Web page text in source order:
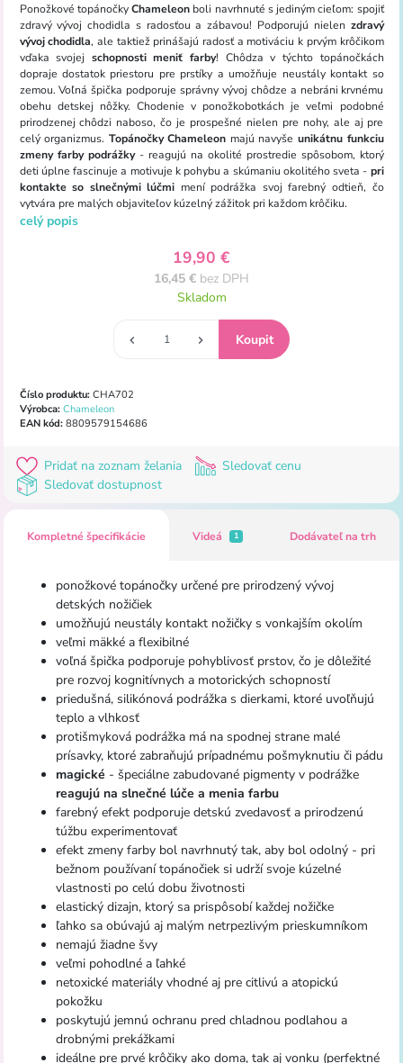
Ponožkové topánočkyChameleon boli navrhnuté s jediným cieľom: spojiť
zdravý vývoj chodidla s radosťou a zábavou! Podporujú nielen zdravý
vývoj chodidla, ale taktiež prinášajú radosť a motiváciu k prvým krôčikom
vďaka svojej schopnosti meniť farby! Chôdza v týchto topánočkách
dopraje dostatok priestoru pre prstíky a umožňuje neustály kontakt so
zemou. Voľná ​​špička podporuje správny vývoj chôdze a nebráni krvnému
obehu detskej nôžky. Chodenie v ponožkobotkách je veľmi podobné
prirodzenej chôdzi naboso, čo je prospešné nielen pre nohy, ale aj pre
celý organizmus. Topánočky Chameleon majú navyše unikátnu funkciu
zmeny farby podrážky- reagujú na okolité prostredie spôsobom, ktorý
deti úplne fascinuje a motivuje k pohybu a skúmaniu okolitého sveta - pri
kontakte so slnečnými lúčmi mení podrážka svoj farebný odtieň, čo
vytvára pre malých objaviteľov kúzelný zážitok pri každom krôčiku.
celý popis
19,90 €
16,45 € bez DPH
Skladom
Číslo produktu:CHA702
Výrobca: Chameleon
EAN kód:8809579154686
Pridať na zoznam želania
Sledovať cenu
Sledovať dostupnost
Kompletné špecifikácie Videá 1 Dodávateľ na trh
ponožkové topánočky určené pre prirodzený vývoj
detských nožičiek
umožňujú neustály kontakt nožičky s vonkajším okolím
veľmi mäkké a flexibilné
voľná špička podporuje pohyblivosť prstov, čo je dôležité
pre rozvoj kognitívnych a motorických schopností
priedušná, silikónová podrážka s dierkami, ktoré uvoľňujú
teplo a vlhkosť
protišmyková podrážka má na spodnej strane malé
prísavky, ktoré zabraňujú prípadnému pošmyknutiu či pádu
magické - špeciálne zabudované pigmenty v podrážke
reagujú na slnečné lúče a menia farbu
farebný efekt podporuje detskú zvedavosť a prirodzenú
túžbu experimentovať
efekt zmeny farby bol navrhnutý tak, aby bol odolný - pri
bežnom používaní topánočiek si udrží svoje kúzelné
vlastnosti po celú dobu životnosti
elastický dizajn, ktorý sa prispôsobí každej nožičke
ľahko sa obúvajú aj malým netrpezlivým prieskumníkom
nemajú žiadne švy
veľmi pohodlné a ľahké
netoxické materiály vhodné aj pre citlivú a atopickú
pokožku
poskytujú jemnú ochranu pred chladnou podlahou a
drobnými prekážkami
ideálne pre prvé krôčiky ako doma, tak aj vonku (perfektné